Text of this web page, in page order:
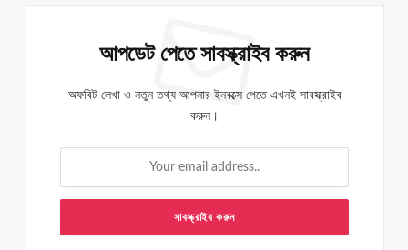
আপডেট পেতে সাবস্ক্রাইব করুন
অফবিট লেখা ও নতুন তথ্য আপনার ইনবক্সে পেতে এখনই সাবস্ক্রাইব
করুন।